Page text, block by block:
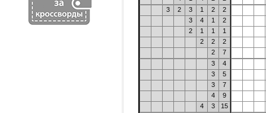
3
2 3 1 2
2
3
4 1
2
2
1 1
1
2
2
2
2
7
3
4
3
5
3
7
4
9
4
3
15